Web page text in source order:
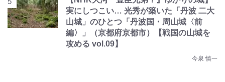
実にしつこい… 光秀が築いた「丹波 二大
山城」のひとつ「丹波国・周山城〈前
編〉」（京都府京都市）【戦国の山城を
攻める vol.09】
今泉 慎一